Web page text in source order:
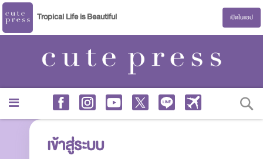
Tropical Life is Beautiful เปิดในแอป
เข้าสู่ระบบ